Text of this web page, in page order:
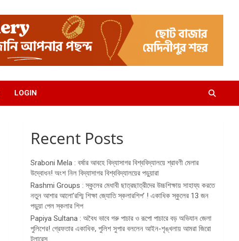
LOGIN
Recent Posts
Sraboni Mela : বর্ষার আবহে বিদ্যাসাগর বিশ্ববিদ্যালয়ে শ্রাবণী মেলার
উদ্বোধন! অংশ নিল বিদ্যাসাগর বিশ্ববিদ্যালয়ের পড়ুয়ারা
Rashmi Groups : স্কুলের মেধাবী ছাত্রছাত্রীদের উচ্চশিক্ষায় সাহায্য করতে
নতুন আশার আলো’রশ্মি শিক্ষা জ্যোতি স্কলারশিপ’ ! একাধিক স্কুলের 13 জন
পড়ুয়া পেল স্কলার শিপ
Papiya Sultana : অবৈধ ভাবে গরু পাচার ও রূপো পাচারে বড় অভিযান জেলা
পুলিশের! গ্রেফতার একাধিক, পুলিশ সুপার বললেন আইন-শৃঙ্খলায় আমরা জিরো
টলারেন্স